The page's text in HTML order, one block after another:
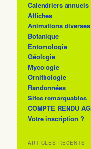
Calendriers annuels
Affiches
Animations diverses
Botanique
Entomologie
Géologie
Mycologie
Ornithologie
Randonnées
Sites remarquables
COMPTE RENDU AG
Votre inscription ?
ARTICLES RÉCENTS